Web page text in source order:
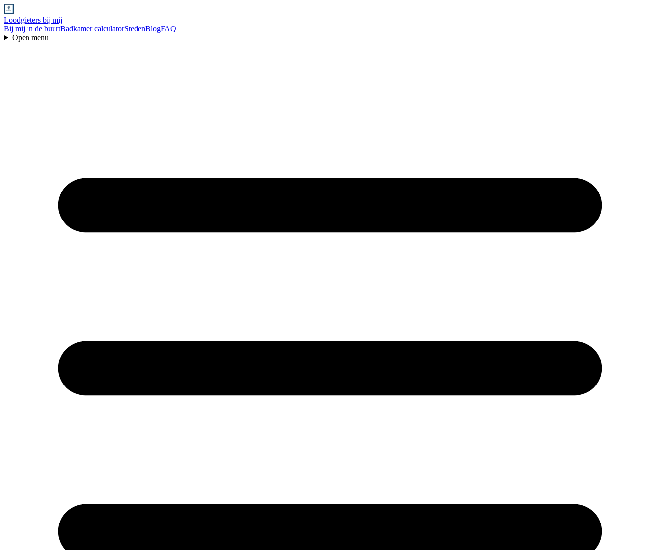
Loodgieters bij mij
Bij mij in de buurtBadkamer calculatorStedenBlogFAQ
Open menu